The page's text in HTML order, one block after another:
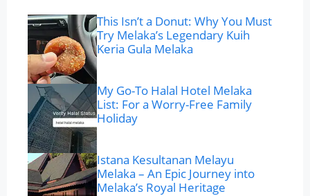
This Isn’t a Donut: Why You Must
Try Melaka’s Legendary Kuih
Keria Gula Melaka
My Go-To Halal Hotel Melaka
List: For a Worry-Free Family
Holiday
Istana Kesultanan Melayu
Melaka – An Epic Journey into
Melaka’s Royal Heritage